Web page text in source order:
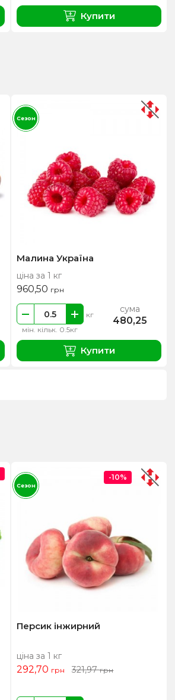
Купити
Малина Україна
ціна за 1 кг
960,50 грн
мін. кільк. 0.5кг
кг сума
480,25
Купити
Сезон
Персик інжирний
ціна за 1 кг
292,70 грн 321,97грн
-10%
Сезон